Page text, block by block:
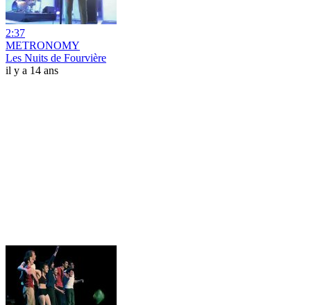
2:37
METRONOMY
Les Nuits de Fourvière
il y a 14 ans